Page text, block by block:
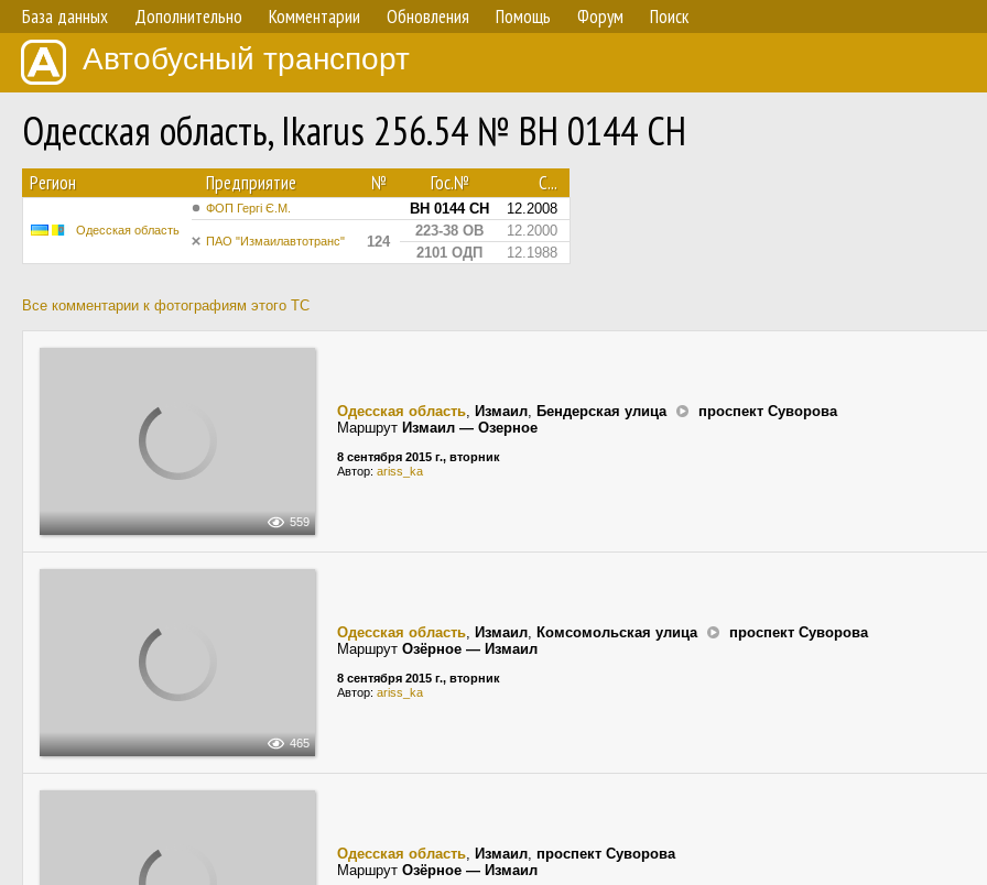
База данных Дополнительно Комментарии Обновления Помощь Форум Поиск
Автобусный транспорт
Одесская область, Ikarus 256.54 № BH 0144 CH
Регион Предприятие № Гос.№ С...
Одесская область
ФОП Гергі Є.М. BH 0144 CH 12.2008
ПАО "Измаилавтотранс" 124
223-38 ОВ
12.2000
2101 ОДП
12.1988
Все комментарии к фотографиям этого ТС
559
Одесская область, Измаил, Бендерская улица
проспект Суворова
Маршрут Измаил — Озерное
8 сентября 2015 г., вторник
Автор: ariss_ka
465
Одесская область, Измаил, Комсомольская улица
проспект Суворова
Маршрут Озёрное — Измаил
8 сентября 2015 г., вторник
Автор: ariss_ka
Одесская область, Измаил, проспект Суворова
Маршрут Озёрное — Измаил